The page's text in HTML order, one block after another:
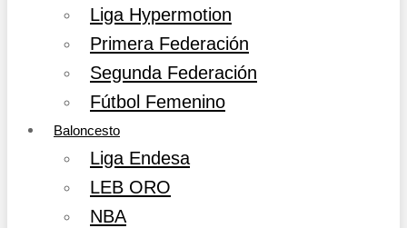
Liga Hypermotion
Primera Federación
Segunda Federación
Fútbol Femenino
Baloncesto
Liga Endesa
LEB ORO
NBA